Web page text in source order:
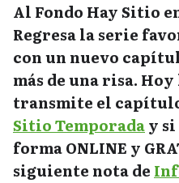
Al Fondo Hay Sitio
Regresa la serie
con un nuevo
más de una risa. Hoy
transmite el
Sitio Temporaday
forma ONLINE y
siguiente nota de